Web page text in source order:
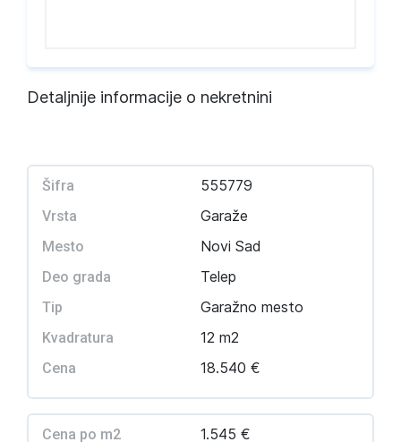
Detaljnije informacije o nekretnini
Šifra 555779
Vrsta Garaže
Mesto Novi Sad
Deo grada Telep
Tip Garažno mesto
Kvadratura 12 m2
Cena 18.540 €
Cena po m2 1.545 €